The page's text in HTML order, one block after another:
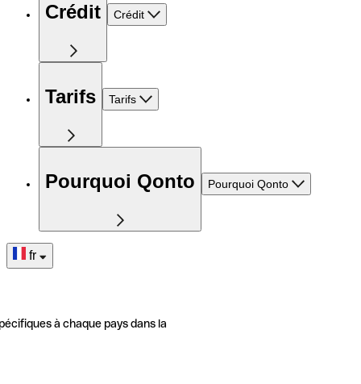
Crédit Crédit
Tarifs Tarifs
Pourquoi Qonto Pourquoi Qonto
fr
à chaque pays dans la